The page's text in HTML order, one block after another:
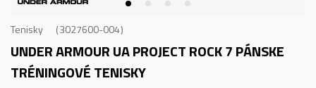
Tenisky 3027600-004
UNDER ARMOUR UA PROJECT ROCK 7PÁNSKE
TRÉNINGOVÉ TENISKY